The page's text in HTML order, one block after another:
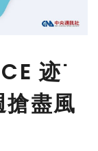
迹˙
盡風